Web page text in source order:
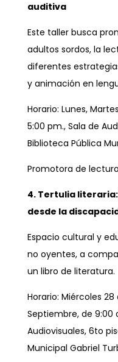
auditiva
Este taller busca
adultos sordos, la
diferentes
y animación en
Horario: Lunes,
5:00 pm., Sala de
Biblioteca Pública
Promotora de
4. Tertulia
desde la
Espacio cultural y
no oyentes, a
un libro de literatura.
Horario: Miércoles 28
Septiembre, de 9:00
Audiovisuales, 6to
Municipal Gabriel